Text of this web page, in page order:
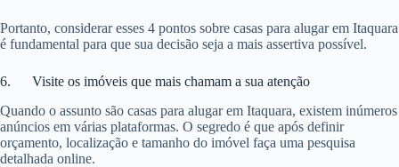
Portanto, considerar esses 4 pontos sobre casas para alugar em Itaquara
é fundamental para que sua decisão seja a mais assertiva possível.
6. Visite os imóveis que mais chamam a sua atenção
Quando o assunto são casas para alugar em Itaquara, existem inúmeros
anúncios em várias plataformas. O segredo é que após definir
orçamento, localização e tamanho do imóvel faça uma pesquisa
detalhada online.